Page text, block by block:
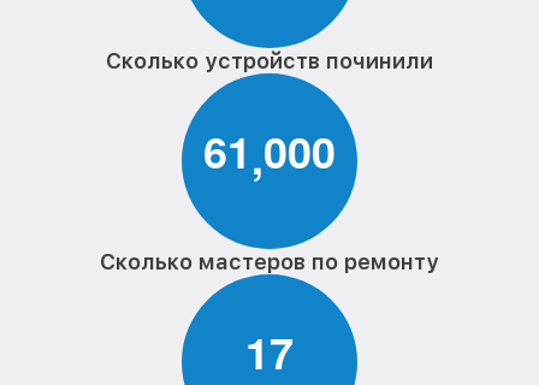
Сколько устройств починили
61,000
Сколько мастеров по ремонту
17